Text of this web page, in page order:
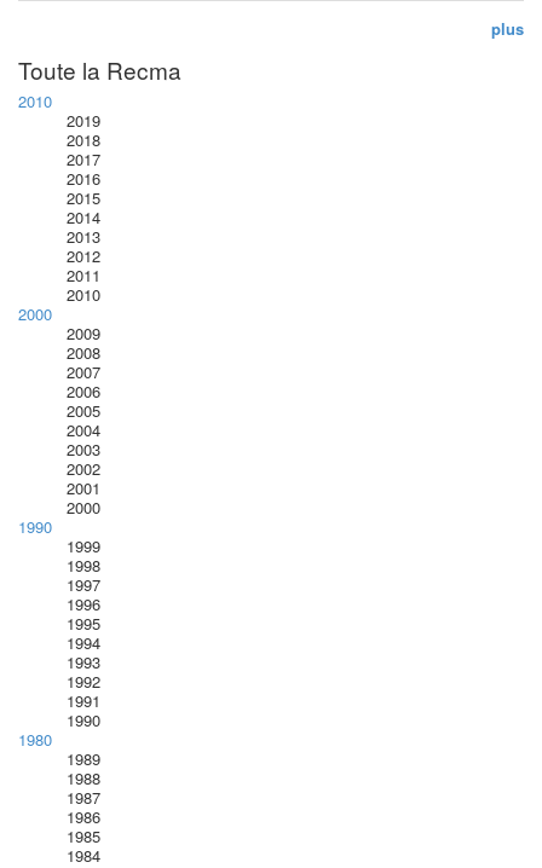
plus
Toute la Recma
2010
2019
2018
2017
2016
2015
2014
2013
2012
2011
2010
2000
2009
2008
2007
2006
2005
2004
2003
2002
2001
2000
1990
1999
1998
1997
1996
1995
1994
1993
1992
1991
1990
1980
1989
1988
1987
1986
1985
1984